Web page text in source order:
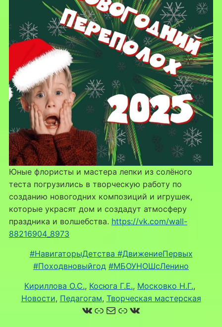
Юные флористы и мастера лепки из солёного
теста погрузились в творческую работу по
созданию новогодних композиций и игрушек,
которые украсят дом и создадут атмосферу
праздника и волшебства. https://vk.com/wall-
88216904_8973
#НавигаторыДетства #ДвижениеПервых
#Походвновыйгод #МБОУНОШсЛенино
Кириллова О.С., Косюга Г.Е., Московко Н.Г.
Новости, Педагогам, Творческая мастерская
ВКонтакте
Ссылка
Почта
Ссылка
ВКонтакте